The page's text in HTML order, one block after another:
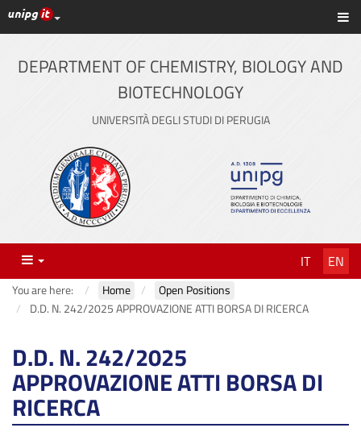
Skip
to
content
UniPG top links
DEPARTMENT OF CHEMISTRY, BIOLOGY AND
BIOTECHNOLOGY
UNIVERSITÀ DEGLI STUDI DI PERUGIA
Menu IT EN
You are here: Home
Open Positions
D.D. N. 242/2025 APPROVAZIONE ATTI BORSA DI RICERCA
D.D. N. 242/2025
APPROVAZIONE ATTI BORSA DI
RICERCA